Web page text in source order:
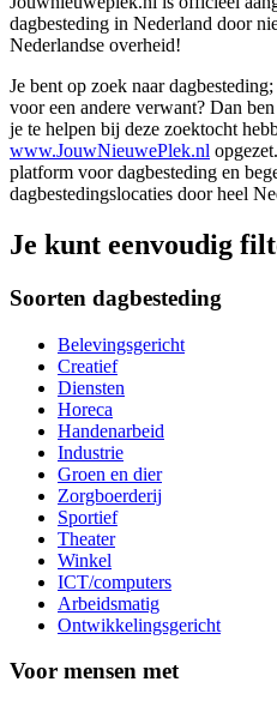
dagbesteding in Nederland door
Nederlandse overheid!
Je bent op zoek naar
voor een andere verwant? Dan
je te helpen bij deze zoektocht
www.JouwNieuwePlek.nl
platform voor dagbesteding en
dagbestedingslocaties door heel
Je kunt eenvoudig
Soorten dagbesteding
Belevingsgericht
Creatief
Diensten
Horeca
Handenarbeid
Industrie
Groen en dier
Zorgboerderij
Sportief
Theater
Winkel
ICT/computers
Arbeidsmatig
Ontwikkelingsgericht
Voor mensen met